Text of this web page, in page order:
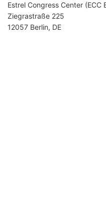
Estrel Congress Center (ECC
Ziegrastraße 225
12057 Berlin, DE